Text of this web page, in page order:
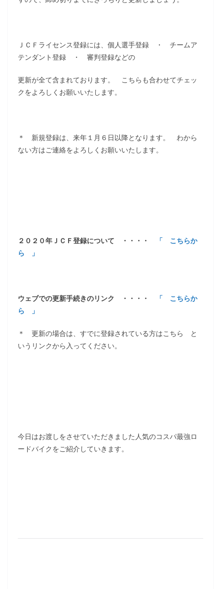
ＪＣＦライセンス登録には、個人選手登録 ・ チームア
テンダント登録 ・ 審判登録などの
更新が全て含まれております。 こちらも合わせてチェッ
クをよろしくお願いいたします。
＊ 新規登録は、来年１月６日以降となります。 わから
ない方はご連絡をよろしくお願いいたします。
２０２０年ＪＣＦ登録について ・・・・
「 こちらか
ら 」
ウェブでの更新手続きのリンク ・・・・
「 こちらか
ら 」
＊ 更新の場合は、すでに登録されている方はこちら と
いうリンクから入ってください。
今日はお渡しをさせていただきました人気のコスパ最強ロ
ードバイクをご紹介していきます。